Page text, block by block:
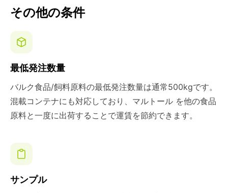
その他の条件
最低発注数量
バルク食品/飼料原料の最低発注数量は通常500kgです。
混載コンテナにも対応しており、マルトール を他の食品
原料と一度に出荷することで運賃を節約できます。
サンプル